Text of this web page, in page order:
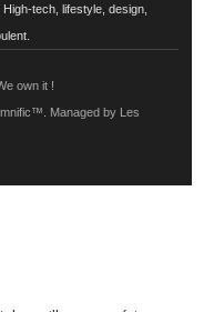
tech, lifestyle, design,
own it !
Managed by Les